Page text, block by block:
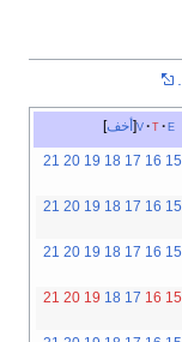
أخف v t e
15
16
17
18
19
20
21
15
16
17
18
19
20
21
15
16
17
18
19
20
21
15
16
17
18
19
20
21